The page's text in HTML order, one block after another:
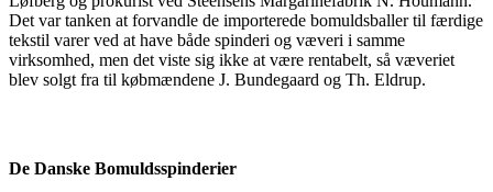
Det var tanken at forvandle de importerede bomuldsballer til færdige
tekstil varer ved at have både spinderi og væveri i samme
virksomhed, men det viste sig ikke at være rentabelt, så væveriet
blev solgt fra til købmændene J. Bundegaard og Th. Eldrup.
De Danske Bomuldsspinderier